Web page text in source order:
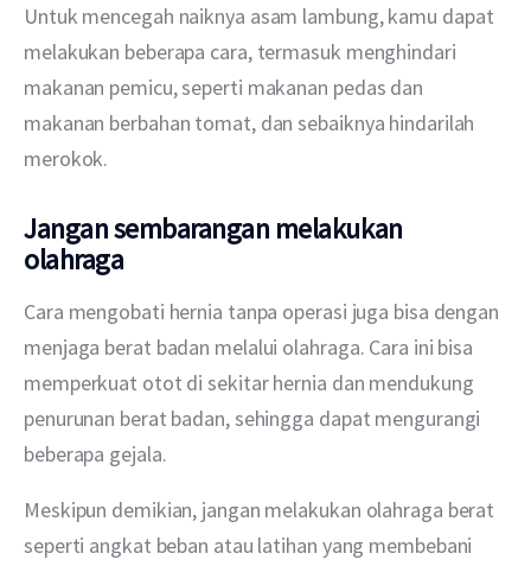
Untuk mencegah naiknya asam lambung, kamu dapat
melakukan beberapa cara, termasuk menghindari
makanan pemicu, seperti makanan pedas dan
makanan berbahan tomat, dan sebaiknya hindarilah
merokok.
Jangan sembarangan melakukan
olahraga
Cara mengobati hernia tanpa operasi juga bisa dengan
menjaga berat badan melalui olahraga. Cara ini bisa
memperkuat otot di sekitar hernia dan mendukung
penurunan berat badan, sehingga dapat mengurangi
beberapa gejala.
Meskipun demikian, jangan melakukan olahraga berat
seperti angkat beban atau latihan yang membebani